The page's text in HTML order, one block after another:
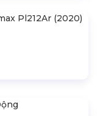
Pl212Ar (2020)